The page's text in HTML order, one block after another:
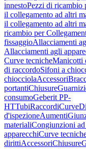
innestoPezzi di ricambio
il collegamento ad altri
il collegamento ad altri
ricambio per
fissaggioAllacciamenti
Allacciamenti agli
Curve tecnicheManicotti
di raccordoSifoni a
chiocciolaAccessori
portantiChiusure
consumoGeberit PP-
HTTubiRaccordiCurve
d'ispezioneAumenti
materialiCongiunzioni
apparecchiCurve
dirittiAccessoriChiusure